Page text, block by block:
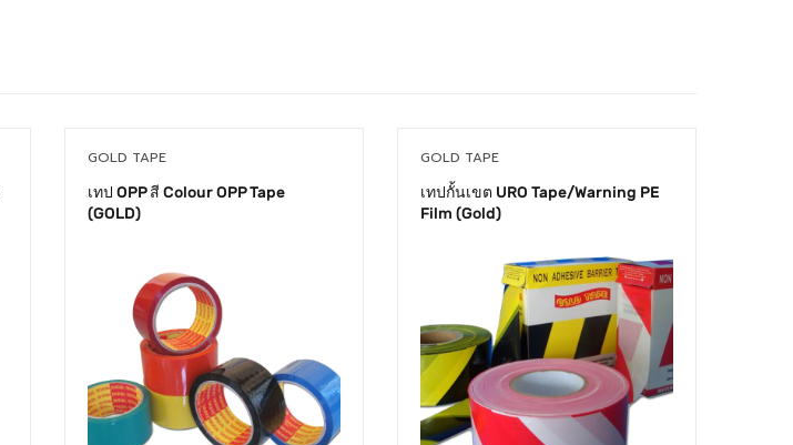
เข้าร่วมจดหมายข่าวของ
สมัครรับจดหมายข่าวของเราและอย่าพลาด
การมาใหม่การอัปเดตทั่วไปล่าสุดและโปรโม
ชั่นของเรา
GOLD TAPE
เทป OPP สี Colour OPP Tape
(GOLD)
GOLD TAPE
เทปกั้นเขต URO Tape/Warning PE
Film (Gold)